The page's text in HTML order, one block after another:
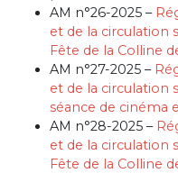
AM n°26-2025 –
et de la circulation
Fête de la Colline
AM n°27-2025 –
et de la circulation
séance de cinéma
AM n°28-2025 –
et de la circulation
Fête de la Colline